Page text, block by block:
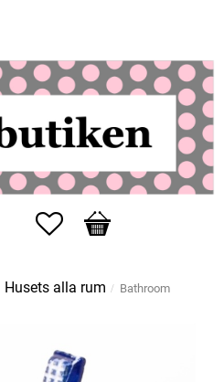
Favorites
Basket
Husets alla rum Bathroom